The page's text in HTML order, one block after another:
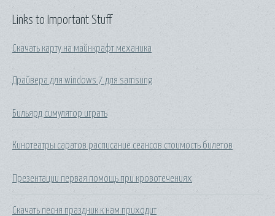
Links to Important Stuff
Скачать карту на майнкрафт механика
Драйвера для windows 7 для samsung
Бильярд симулятор играть
Кинотеатры саратов расписание сеансов стоимость билетов
Презентации первая помощь при кровотечениях
Скачать песня праздник к нам приходит